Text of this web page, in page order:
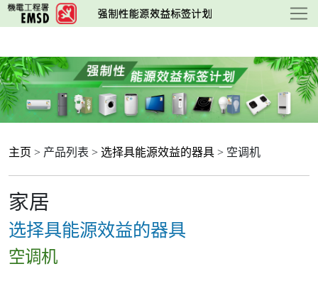
跳
至
要
内
容
主页 > 产品列表 > 选择具能源效益的器具 > 空调机
家居
选择具能源效益的器具
空调机